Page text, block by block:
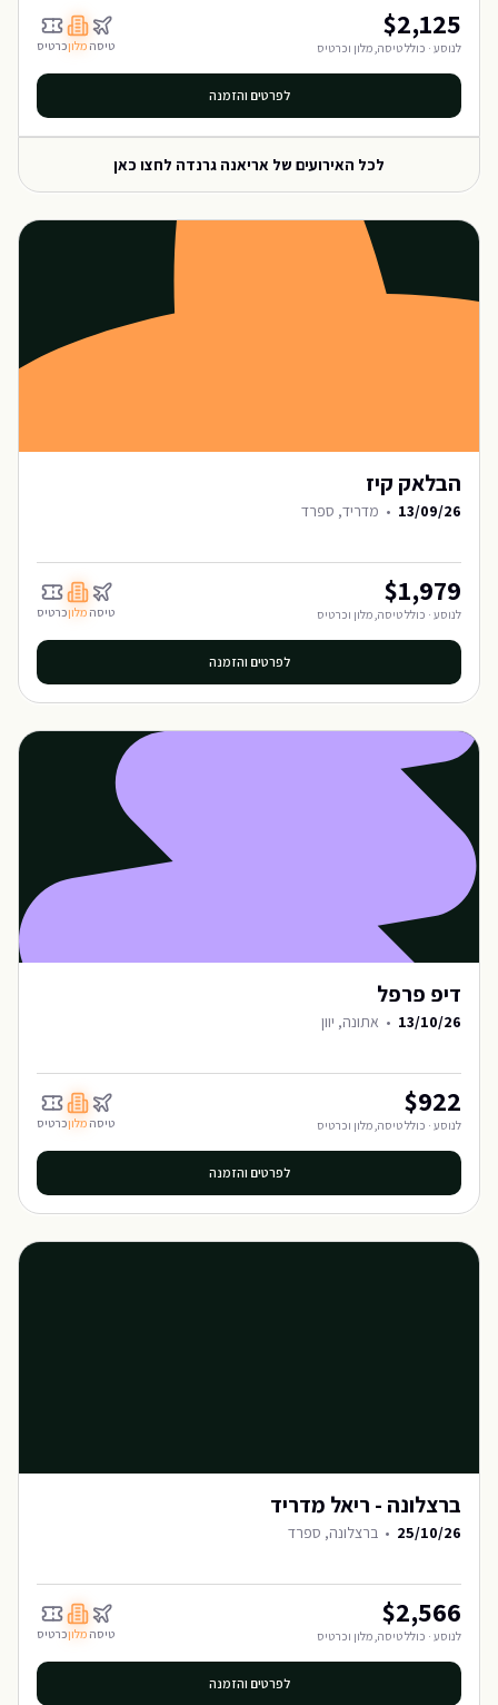
$2,125
לנוסע · כולל טיסה, מלון וכרטיס טיסה מלוןכרטיס
לפרטים והזמנה
לכל האירועים של אריאנה גרנדה לחצו כאן
הבלאק קיז
13/09/26
• מדריד, ספרד
$1,979
לנוסע · כולל טיסה, מלון וכרטיס טיסה מלוןכרטיס
לפרטים והזמנה
דיפ פרפל
13/10/26
• אתונה, יוון
$922
לנוסע · כולל טיסה, מלון וכרטיס טיסה מלוןכרטיס
לפרטים והזמנה
ברצלונה - ריאל מדריד
25/10/26
• ברצלונה, ספרד
$2,566
לנוסע · כולל טיסה, מלון וכרטיס טיסה מלוןכרטיס
לפרטים והזמנה